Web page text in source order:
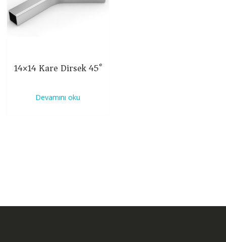
14×14 Kare Dirsek 45°
Devamını oku